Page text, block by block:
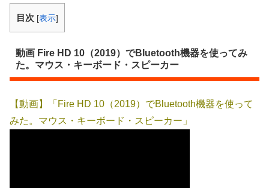
目次 [表示]
動画 Fire HD 10（2019）でBluetooth機器を使ってみ
た。マウス・キーボード・スピーカー
【動画】「Fire HD 10（2019）でBluetooth機器を使って
みた。マウス・キーボード・スピーカー」